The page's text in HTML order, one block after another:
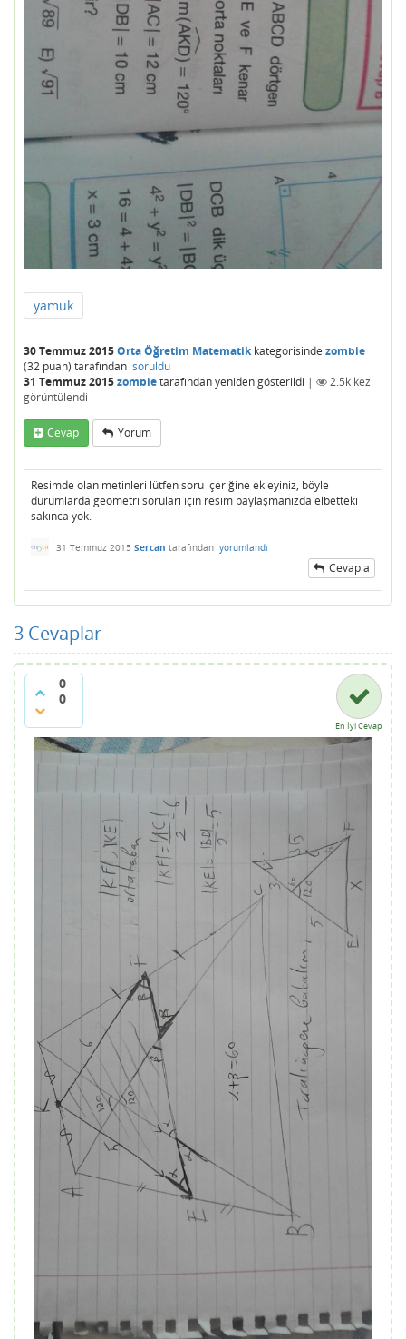
yamuk
30 Temmuz 2015Orta Öğretim Matematikkategorisinde zombie
(32 puan) tarafından soruldu
31 Temmuz 2015zombietarafındanyeniden gösterildi | 2.5k kez
görüntülendi
Cevap Yorum
Resimde olan metinleri lütfen soru içeriğine ekleyiniz, böyle
durumlarda geometri soruları için resim paylaşmanızda elbetteki
sakınca yok.
31 Temmuz 2015 Sercan tarafından yorumlandı
Cevapla
3 Cevaplar
0
0
En İyi Cevap